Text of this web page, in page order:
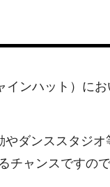
ンハット）に
ダンススタジ
ャンスですの